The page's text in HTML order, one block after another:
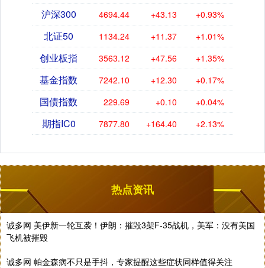
沪深300 4694.44 +43.13 +0.93%
北证50 1134.24 +11.37 +1.01%
创业板指 3563.12 +47.56 +1.35%
基金指数 7242.10 +12.30 +0.17%
国债指数 229.69 +0.10 +0.04%
期指IC0 7877.80 +164.40 +2.13%
热点资讯
诚多网 美伊新一轮互袭！伊朗：摧毁3架F-35战机，美军：没有美国
飞机被摧毁
诚多网 帕金森病不只是手抖，专家提醒这些症状同样值得关注